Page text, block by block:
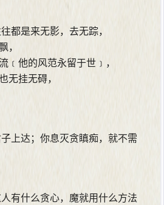
都是来无影，去无踪，
，
﹝他的风范永留于世﹞，
无挂无碍，
上达；你息灭贪瞋痴，就不需
有什么贪心，魔就用什么方法